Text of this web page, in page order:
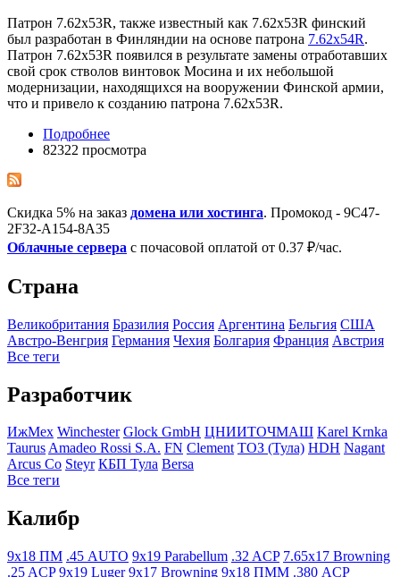
Патрон 7.62х53R, также известный как 7.62х53R финский
был разработан в Финляндии на основе патрона 7.62х54R.
Патрон 7.62х53R появился в результате замены отработавших
свой срок стволов винтовок Мосина и их небольшой
модернизации, находящихся на вооружении Финской армии,
что и привело к созданию патрона 7.62х53R.
Подробнее
82322 просмотра
Скидка 5% на заказ домена или хостинга. Промокод - 9C47-
2F32-A154-8A35
Облачные сервера с почасовой оплатой от 0.37 ₽/час.
Страна
Великобритания Бразилия Росcия Аргентина Бельгия США
Австро-Венгрия Германия Чехия Болгария Франция Австрия
Все теги
Разработчик
ИжМех Winchester Glock GmbH ЦНИИТОЧМАШ Karel Krnka
TaurusAmadeo Rossi S.A. FN Clement ТОЗ (Тула) HDH Nagant
Arcus Co Steyr КБП Тула Bersa
Все теги
Калибр
9x18 ПМ .45 AUTO 9x19 Parabellum .32 ACP 7.65x17 Browning
.25 ACP 9x19 Luger 9x17 Browning 9x18 ПММ .380 ACP